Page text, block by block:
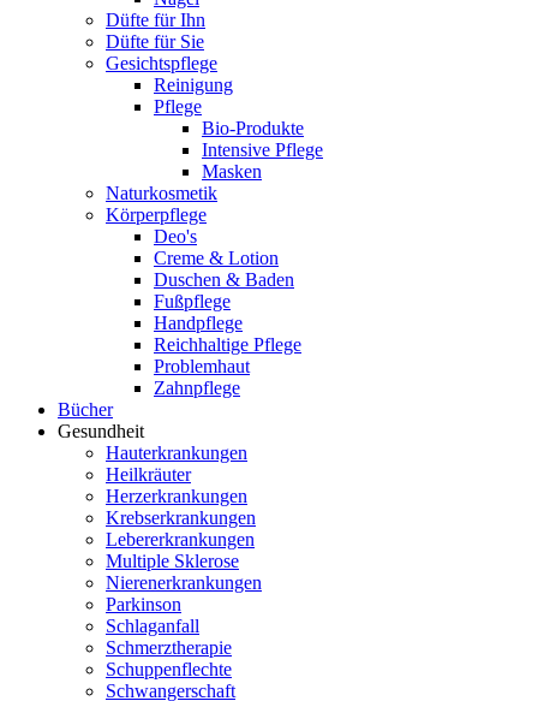
Düfte für Ihn
Düfte für Sie
Gesichtspflege
Reinigung
Pflege
Bio-Produkte
Intensive Pflege
Masken
Naturkosmetik
Körperpflege
Deo's
Creme & Lotion
Duschen & Baden
Fußpflege
Handpflege
Reichhaltige Pflege
Problemhaut
Zahnpflege
Bücher
Gesundheit
Hauterkrankungen
Heilkräuter
Herzerkrankungen
Krebserkrankungen
Lebererkrankungen
Multiple Sklerose
Nierenerkrankungen
Parkinson
Schlaganfall
Schmerztherapie
Schuppenflechte
Schwangerschaft